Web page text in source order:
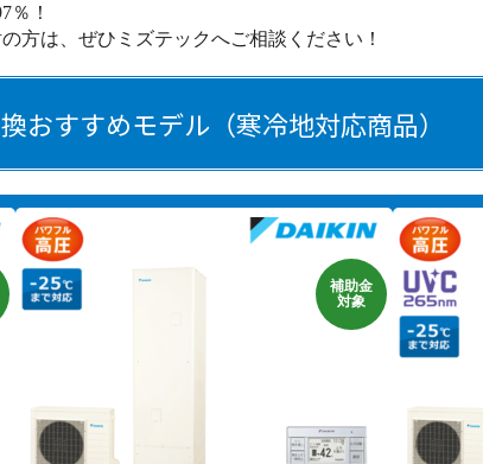
％！
方は、ぜひミズテックへご相談ください！
おすすめモデル（寒冷地対応商品）
補助金
対象